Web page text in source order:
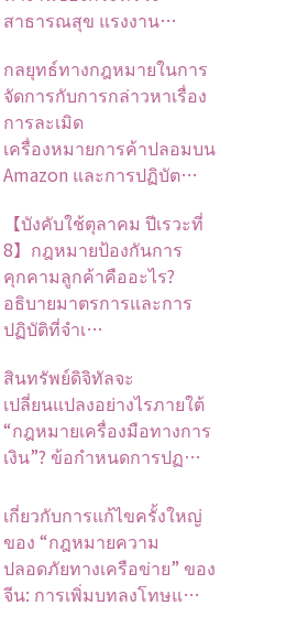
สาธารณสุข แรงงาน…
กลยุทธ์ทางกฎหมายในการ
จัดการกับการกล่าวหาเรื่อง
การละเมิด
เครื่องหมายการค้าปลอมบน
Amazon และการปฏิบัต…
【บังคับใช้ตุลาคม ปีเรวะที่
8】กฎหมายป้องกันการ
คุกคามลูกค้าคืออะไร?
อธิบายมาตรการและการ
ปฏิบัติที่จำเ…
สินทรัพย์ดิจิทัลจะ
เปลี่ยนแปลงอย่างไรภายใต้
“กฎหมายเครื่องมือทางการ
เงิน”? ข้อกำหนดการปฏ…
เกี่ยวกับการแก้ไขครั้งใหญ่
ของ “กฎหมายความ
ปลอดภัยทางเครือข่าย” ของ
จีน: การเพิ่มบทลงโทษแ…